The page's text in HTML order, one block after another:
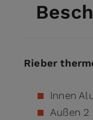
Rieber
Innen
Außen